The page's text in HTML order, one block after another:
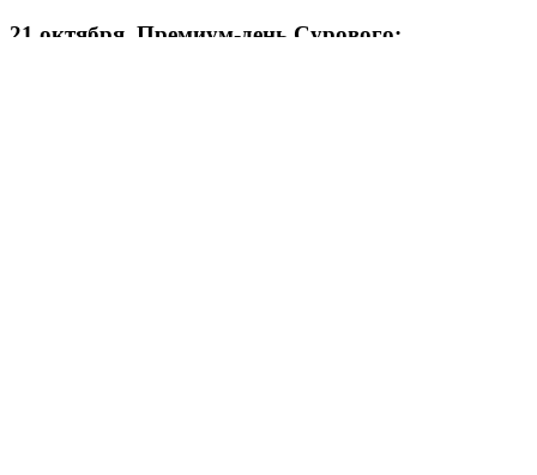
21 октября. Премиум-день Сурового: